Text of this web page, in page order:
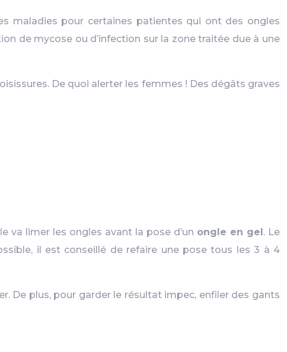
maladies pour certaines patientes qui ont des ongles
de mycose ou d’infection sur la zone traitée due à une
De quoi alerter les femmes ! Des dégâts graves
va limer les ongles avant la pose d’un ongle en gel. Le
il est conseillé de refaire une pose tous les 3 à 4
De plus, pour garder le résultat impec, enfiler des gants